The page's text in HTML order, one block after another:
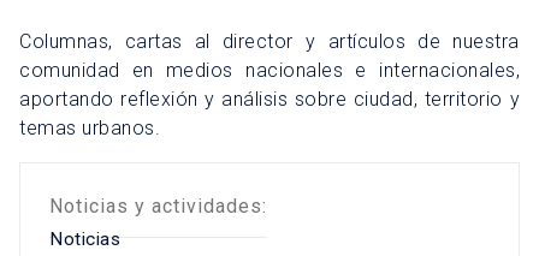
Columnas, cartas al director y artículos de nuestra
comunidad en medios nacionales e internacionales,
aportando reflexión y análisis sobre ciudad, territorio y
temas urbanos.
Noticias y actividades:
Noticias